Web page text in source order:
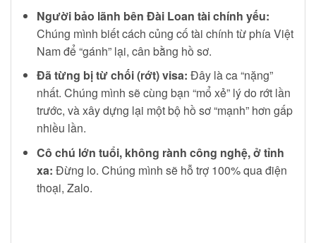
Người bảo lãnh bên Đài Loan tài chính yếu:
Chúng mình biết cách củng cố tài chính từ phía Việt
Nam để “gánh” lại, cân bằng hồ sơ.
Đã từng bị từ chối (rớt) visa: Đây là ca “nặng”
nhất. Chúng mình sẽ cùng bạn “mổ xẻ” lý do rớt lần
trước, và xây dựng lại một bộ hồ sơ “mạnh” hơn gấp
nhiều lần.
Cô chú lớn tuổi, không rành công nghệ, ở tỉnh
xa: Đừng lo. Chúng mình sẽ hỗ trợ 100% qua điện
thoại, Zalo.